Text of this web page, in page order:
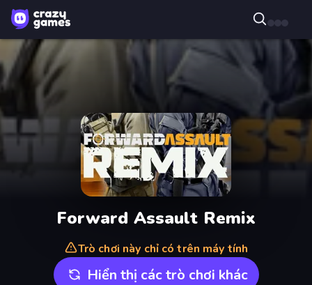
Forward Assault Remix
Trò chơi này chỉ có trên máy tính
Hiển thị các trò chơi khác